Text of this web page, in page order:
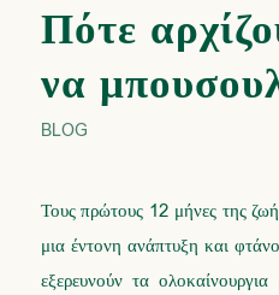
Πότε
να
BLOG
Τους πρώτους 12 μήνες της
μια έντονη ανάπτυξη και
εξερευνούν τα